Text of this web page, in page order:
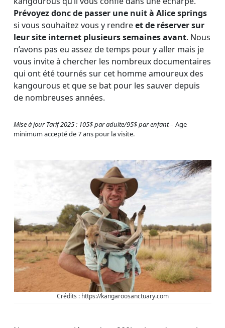
Prévoyez donc de passer une nuit à Alice springs
si vous souhaitez vous y rendreet de réserver sur
leur site internet plusieurs semaines avant. Nous
n’avons pas eu assez de temps pour y aller mais je
vous invite à chercher les nombreux documentaires
qui ont été tournés sur cet homme amoureux des
kangourous et que se bat pour les sauver depuis
de nombreuses années.
Mise à jour Tarif 2025 : 105$ par adulte/95$ par enfant– Age
minimum accepté de 7 ans pour la visite.
Crédits : https://kangaroosanctuary.com